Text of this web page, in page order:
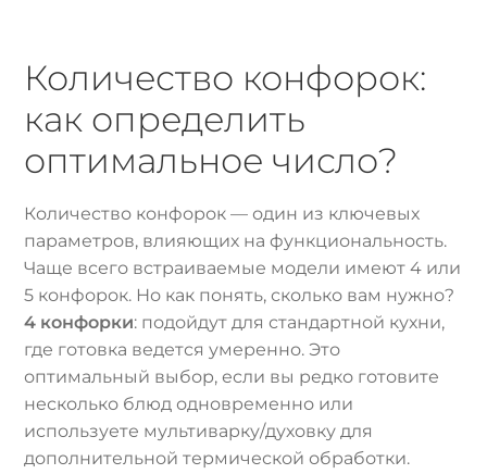
Количество конфорок:
как определить
оптимальное число?
Количество конфорок — один из ключевых
параметров, влияющих на функциональность.
Чаще всего встраиваемые модели имеют 4 или
5 конфорок. Но как понять, сколько вам нужно?
4 конфорки: подойдут для стандартной кухни,
где готовка ведется умеренно. Это
оптимальный выбор, если вы редко готовите
несколько блюд одновременно или
используете мультиварку/духовку для
дополнительной термической обработки.